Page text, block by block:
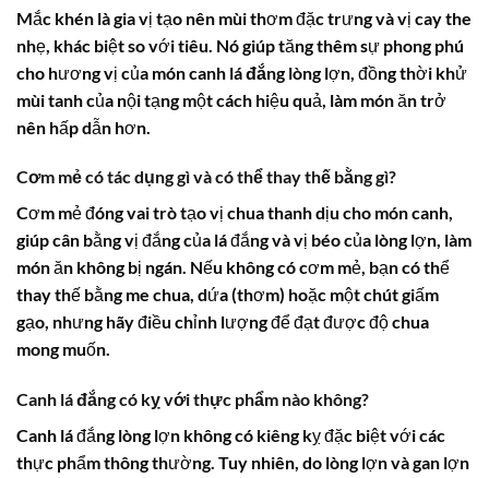
Mắc khén là gia vị tạo nên mùi thơm đặc trưng và vị cay the
nhẹ, khác biệt so với tiêu. Nó giúp tăng thêm sự phong phú
cho hương vị của móncanh lá đắnglòng lợn, đồng thời khử
mùi tanh của nội tạng một cách hiệu quả, làm món ăn trở
nên hấp dẫn hơn.
Cơm mẻ có tác dụng gì và có thể thay thế bằng gì?
Cơm mẻ đóng vai trò tạo vị chua thanh dịu cho món canh,
giúp cân bằng vị đắng của lá đắng và vị béo của lòng lợn, làm
món ăn không bị ngán. Nếu không có cơm mẻ, bạn có thể
thay thế bằng me chua, dứa (thơm) hoặc một chút giấm
gạo, nhưng hãy điều chỉnh lượng để đạt được độ chua
mong muốn.
Canh lá đắng có kỵ với thực phẩm nào không?
Canh lá đắng lòng lợn không có kiêng kỵ đặc biệt với các
thực phẩm thông thường. Tuy nhiên, do lòng lợn và gan lợn